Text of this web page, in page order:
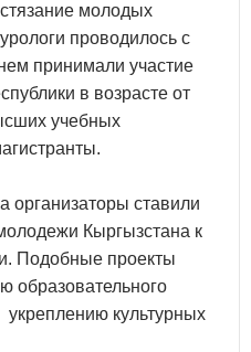
молодых
проводилось с
принимали участие
в возрасте от
учебных
организаторы ставили
Кыргызстана к
Подобные проекты
образовательного
культурных